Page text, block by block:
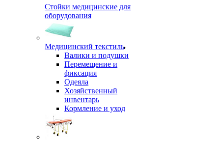
Стойки медицинские для
оборудования
Медицинский текстиль
Валики и подушки
Перемещение и
фиксация
Одеяла
Хозяйственный
инвентарь
Кормление и уход